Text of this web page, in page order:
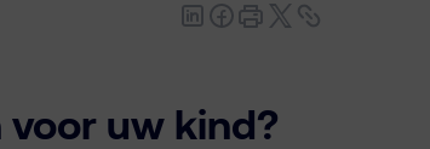
voor uw kind?